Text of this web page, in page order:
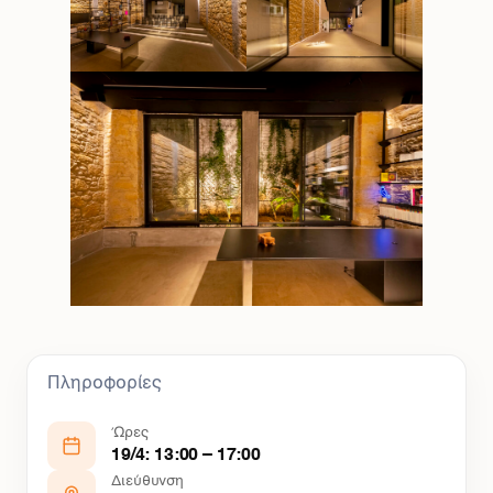
Πληροφορίες
Ώρες
19/4: 13:00 – 17:00
Διεύθυνση